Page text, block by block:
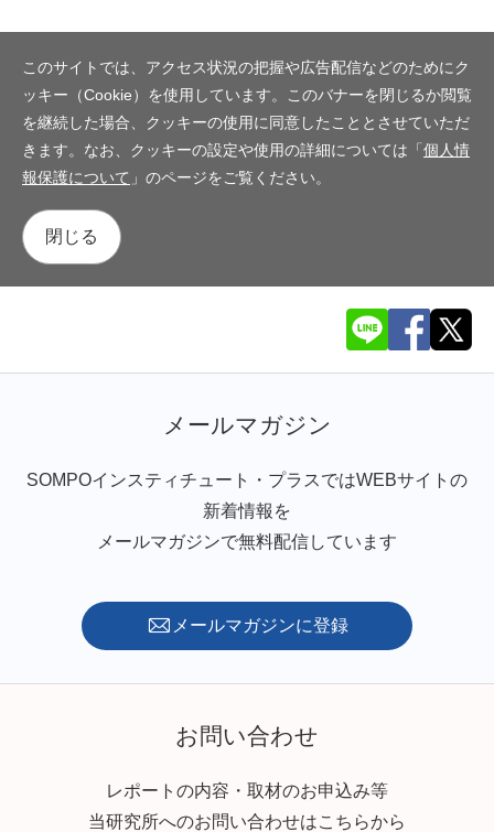
このサイトでは、アクセス状況の把握や広告配信などのためにク
ッキー（Cookie）を使用しています。このバナーを閉じるか閲覧
を継続した場合、クッキーの使用に同意したこととさせていただ
きます。なお、クッキーの設定や使用の詳細については「個人情
報保護について 」のページをご覧ください。
閉じる
メールマガジン
SOMPOインスティチュート・プラスではWEBサイトの
新着情報を
メールマガジンで無料配信しています
メールマガジンに登録
お問い合わせ
レポートの内容・取材のお申込み等
当研究所へのお問い合わせはこちらから